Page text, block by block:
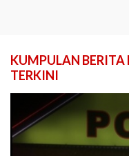
KUMPULAN
TERKINI